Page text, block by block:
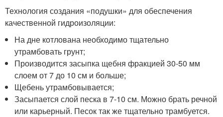
Технология создания «подушки» для обеспечения
качественной гидроизоляции:
На дне котлована необходимо тщательно
утрамбовать грунт;
Производится засыпка щебня фракцией 30-50 мм
слоем от 7 до 10 см и больше;
Щебень утрамбовывается;
Засыпается слой песка в 7-10 см. Можно брать речной
или карьерный. Песок так же тщательно трамбуется.